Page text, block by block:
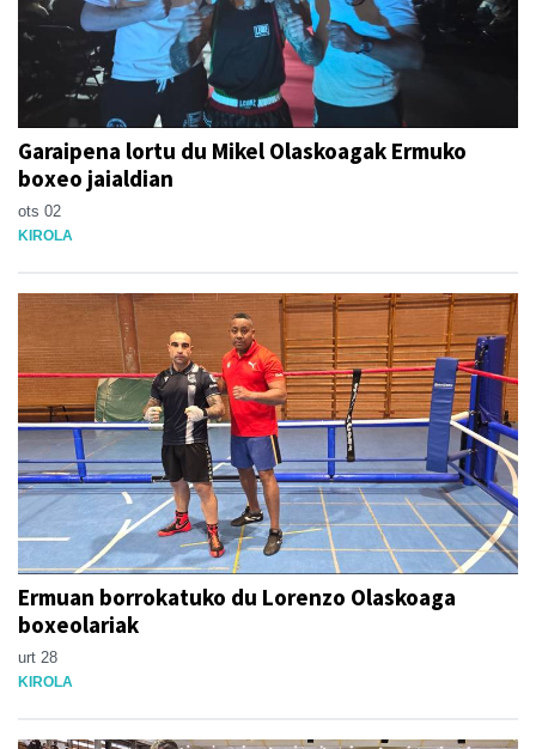
Garaipena lortu du Mikel Olaskoagak Ermuko
boxeo jaialdian
ots 02
KIROLA
Ermuan borrokatuko du Lorenzo Olaskoaga
boxeolariak
urt 28
KIROLA